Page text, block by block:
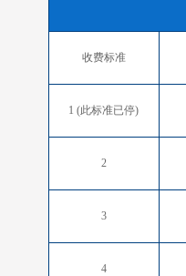
收费标准
1 (此标准已停)
2
3
4